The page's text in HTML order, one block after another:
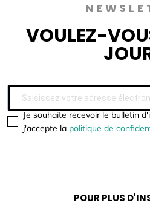
VOULEZ-
Je souhaite recevoir le bulletin
j'accepte la politique de
POUR PLUS